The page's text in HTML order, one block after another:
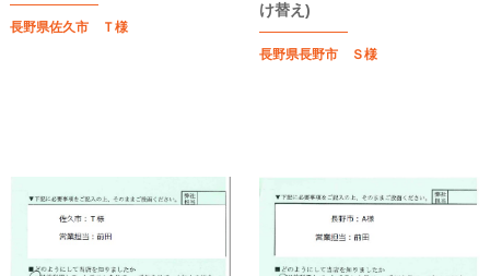
長野県佐久市 Ｔ様
け替え)
長野県長野市 Ｓ様